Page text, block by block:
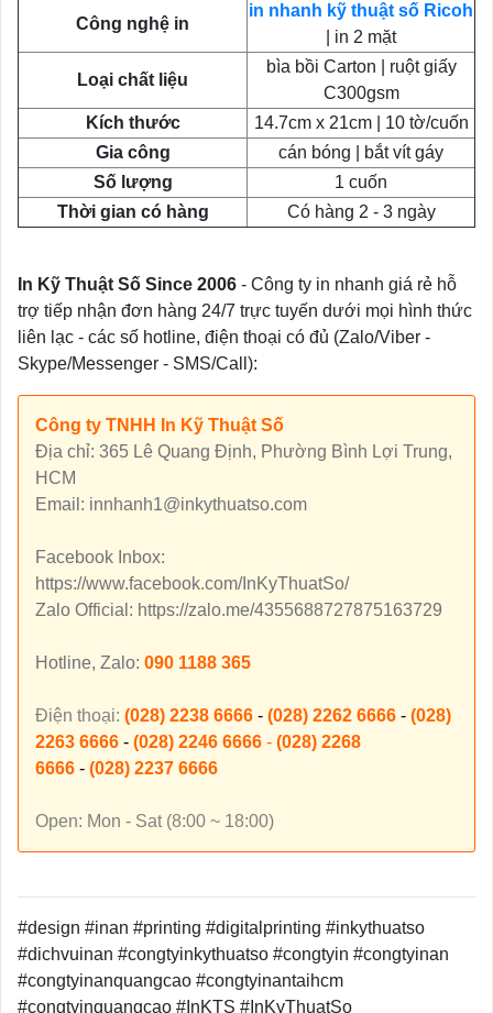
Công nghệ in
in nhanh kỹ thuật số Ricoh
| in 2 mặt
Loại chất liệu
bìa bồi Carton | ruột giấy
C300gsm
Kích thước
14.7cm x 21cm | 10 tờ/cuốn
Gia công
cán bóng | bắt vít gáy
Số lượng
1 cuốn
Thời gian có hàng
Có hàng 2 - 3 ngày
In Kỹ Thuật Số Since 2006 - Công ty in nhanh giá rẻ hỗ
trợ tiếp nhận đơn hàng 24/7 trực tuyến dưới mọi hình thức
liên lạc - các số hotline, điện thoại có đủ (Zalo/Viber -
Skype/Messenger - SMS/Call):
Công ty TNHH In Kỹ Thuật Số
Địa chỉ: 365 Lê Quang Định, Phường Bình Lợi Trung,
HCM
Email: innhanh1@inkythuatso.com
Facebook Inbox:
https://www.facebook.com/InKyThuatSo/
Zalo Official: https://zalo.me/4355688727875163729
Hotline, Zalo: 090 1188 365
Điện thoại: (028) 2238 6666 - (028) 2262 6666 - (028)
2263 6666 - (028) 2246 6666 - (028) 2268
6666 - (028) 2237 6666
Open: Mon - Sat (8:00 ~ 18:00)
#design #inan #printing #digitalprinting #inkythuatso
#dichvuinan #congtyinkythuatso #congtyin #congtyinan
#congtyinanquangcao #congtyinantaihcm
#congtyinquangcao #InKTS #InKyThuatSo